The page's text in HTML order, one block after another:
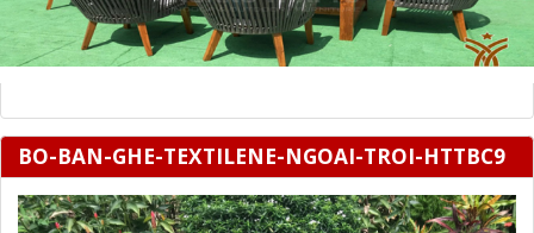
BO-BAN-GHE-TEXTILENE-NGOAI-TROI-HTTBC9